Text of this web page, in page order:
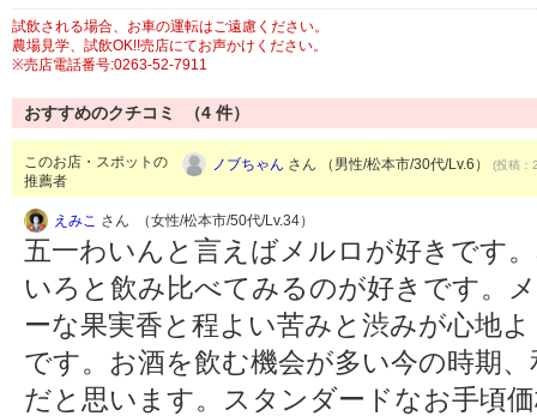
試飲される場合、お車の運転はご遠慮ください。
農場見学、試飲OK!!売店にてお声かけください。
※売店電話番号:0263-52-7911
おすすめのクチコミ （4 件）
このお店・スポットの
推薦者
ノブちゃん さん （男性/松本市/30代/Lv.6） (投稿
えみこ さん （女性/松本市/50代/Lv.34）
五一わいんと言えばメルロが好きです
いろと飲み比べてみるのが好きです。
ーな果実香と程よい苦みと渋みが心地
です。お酒を飲む機会が多い今の時期
だと思います。スタンダードなお手頃